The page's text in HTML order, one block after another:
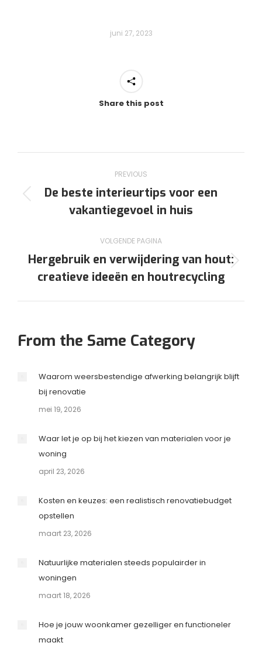
juni 27, 2023
Share this post
navigation
PREVIOUS
Previous
post:
De beste interieurtips voor een
vakantiegevoel in huis
VOLGENDE PAGINA
Volgende
pagina
Hergebruik en verwijdering van hout:
creatieve ideeën en houtrecycling
From the Same Category
Waarom weersbestendige afwerking belangrijk blijft
bij renovatie
mei 19, 2026
Waar let je op bij het kiezen van materialen voor je
woning
april 23, 2026
Kosten en keuzes: een realistisch renovatiebudget
opstellen
maart 23, 2026
Natuurlijke materialen steeds populairder in
woningen
maart 18, 2026
Hoe je jouw woonkamer gezelliger en functioneler
maakt